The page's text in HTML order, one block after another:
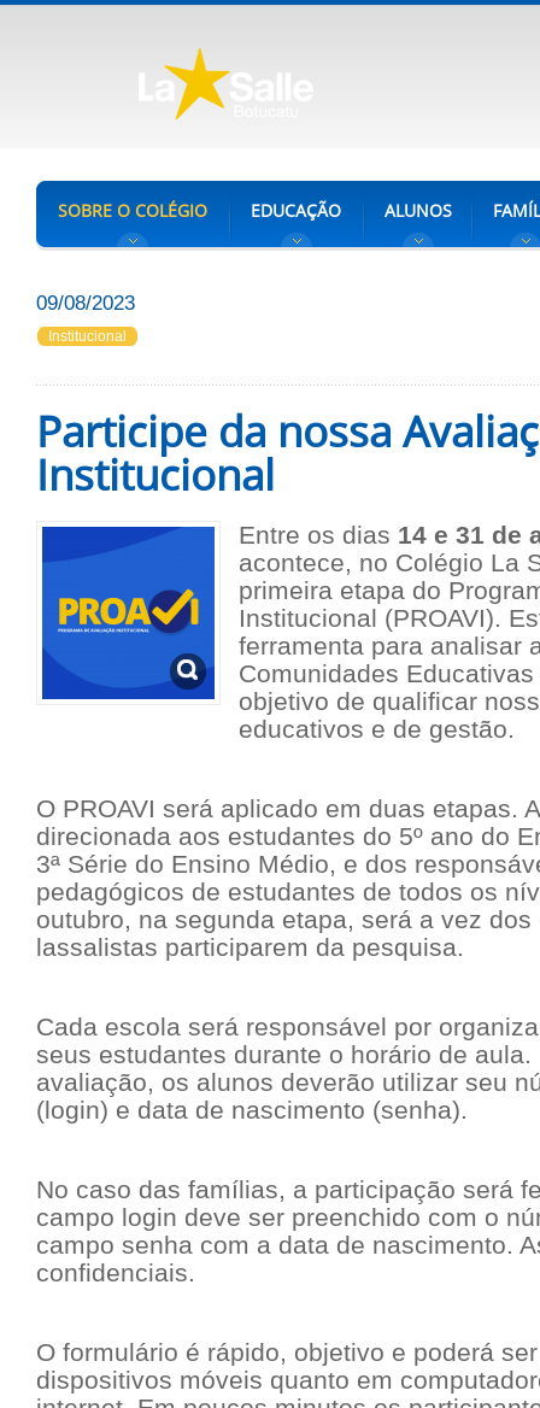
SOBRE O COLÉGIO EDUCAÇÃO ALUNOS
09/08/2023
Institucional
Participe da nossa
Institucional
Entre os dias 14 e 31 de
acontece, no Colégio La
primeira etapa do
Institucional (PROAVI).
ferramenta para analisar
Comunidades
objetivo de qualificar
educativos e de gestão.
O PROAVI será aplicado em duas etapas.
direcionada aos estudantes do 5º ano do
3ª Série do Ensino Médio, e dos
pedagógicos de estudantes de todos os
outubro, na segunda etapa, será a vez
lassalistas participarem da pesquisa.
Cada escola será responsável por
seus estudantes durante o horário de
avaliação, os alunos deverão utilizar seu
(login) e data de nascimento (senha).
No caso das famílias, a participação será
campo login deve ser preenchido com o
campo senha com a data de nascimento.
confidenciais.
O formulário é rápido, objetivo e poderá
dispositivos móveis quanto em